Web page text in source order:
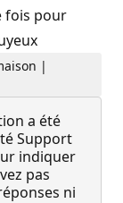
fois pour
|
a été
Support
indiquer
pas
ni